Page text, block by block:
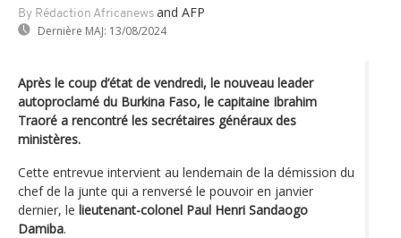
By Rédaction Africanews and AFP
Dernière MAJ: 13/08/2024
Après le coup d’état de vendredi, le nouveau leader
autoproclamé du Burkina Faso, le capitaine Ibrahim
Traoré a rencontré les secrétaires généraux des
ministères.
Cette entrevue intervient au lendemain de la démission du
chef de la junte qui a renversé le pouvoir en janvier
dernier, le lieutenant-colonel Paul Henri Sandaogo
Damiba.